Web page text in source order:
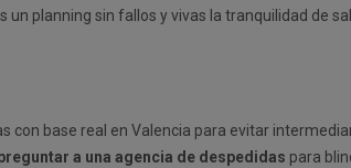
un planning sin fallos y vivas la tranquilidad de
con base real en Valencia para evitar
a una agencia de despedidas para